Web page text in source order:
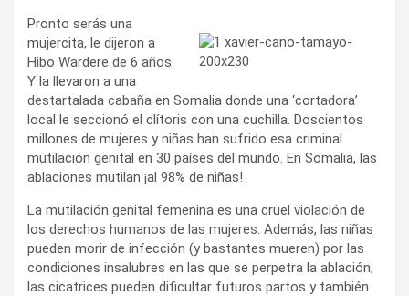
Pronto serás una
mujercita, le dijeron a
Hibo Wardere de 6 años.
Y la llevaron a una
destartalada cabaña en Somalia donde una ‘cortadora’
local le seccionó el clítoris con una cuchilla. Doscientos
millones de mujeres y niñas han sufrido esa criminal
mutilación genital en 30 países del mundo. En Somalia, las
ablaciones mutilan ¡al 98% de niñas!
La mutilación genital femenina es una cruel violación de
los derechos humanos de las mujeres. Además, las niñas
pueden morir de infección (y bastantes mueren) por las
condiciones insalubres en las que se perpetra la ablación;
las cicatrices pueden dificultar futuros partos y también